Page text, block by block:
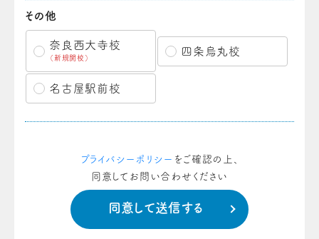
その他
奈良西大寺校
（新規開校）
四条烏丸校
名古屋駅前校
プライバシーポリシー をご確認の上、
同意してお問い合わせください